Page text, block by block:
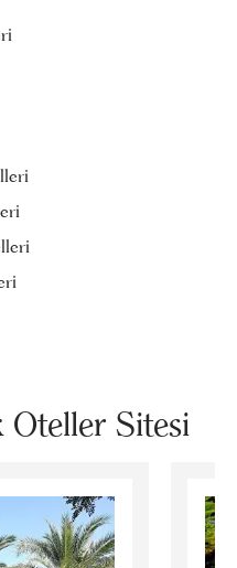
Sitesi